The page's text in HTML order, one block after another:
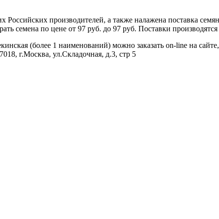
производителей, а также налажена поставка
семена по цене от 97 руб. до 97 руб. Поставки производятся
(более 1 наименований) можно заказать on-line на
г.Москва, ул.Складочная, д.3, стр 5